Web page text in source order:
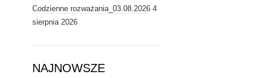
Codzienne rozważania_03.08.2026 4
sierpnia 2026
NAJNOWSZE